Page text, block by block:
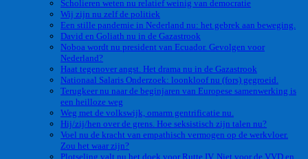
Scholieren weten nu relatief weinig van democratie
Wij zijn nu zelf de politiek
Een stille pandemie in Nederland nu: het gebrek aan beweging.
David en Goliath nu in de Gazastrook
Noboa wordt nu president van Ecuador. Gevolgen voor
Nederland?
Haat tegenover angst. Het drama nu in de Gazastrook
Nationaal Salaris Onderzoek: loonkloof nu (fors) gegroeid.
Terugkeer nu naar de beginjaren van Europese samenwerking is
een heilloze weg
Weg met de volkswijk, omarm gentrificatie nu.
Hij/zij/hen over de grens. Hoe seksistisch zijn talen nu?
Voel nu de kracht van empathisch vermogen op de werkvloer.
Zou het waar zijn?
Plotseling valt nu het doek voor Rutte IV. Niet voor de VVD en